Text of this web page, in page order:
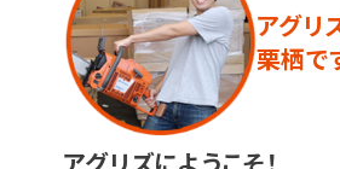
アグリ
栗栖で